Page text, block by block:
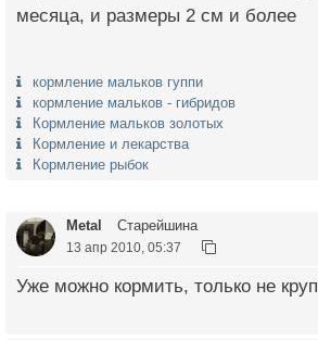
месяца, и размеры 2 см и более
кормление мальков гуппи
кормление мальков - гибридов
Кормление мальков золотых
Кормление и лекарства
Кормление рыбок
Metal Старейшина
13 апр 2010, 05:37
Уже можно кормить, только не